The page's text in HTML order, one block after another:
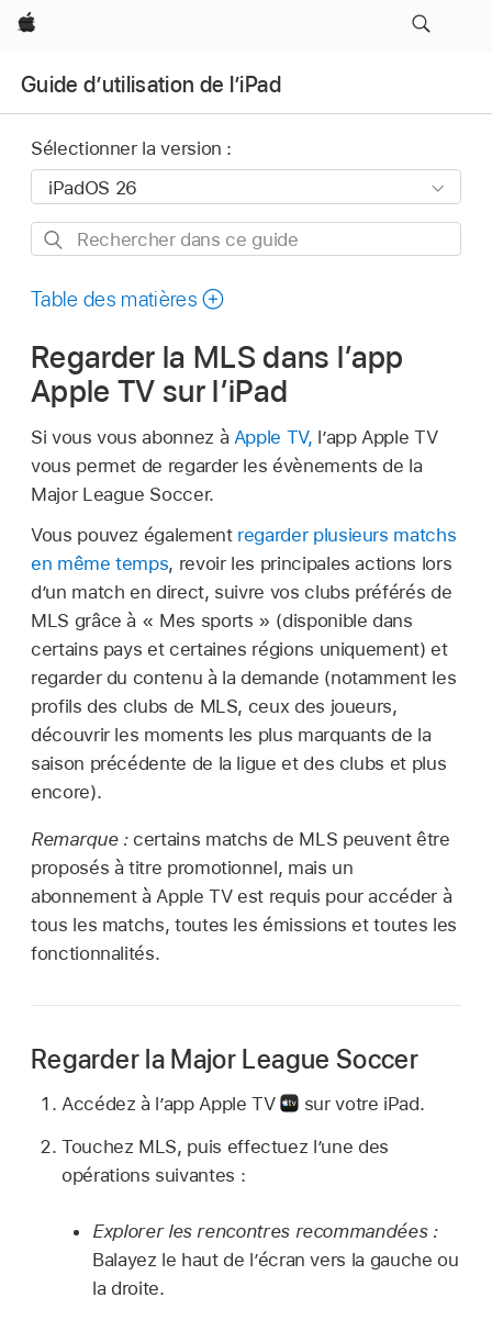
Apple
Guide d’utilisation de l’iPad
Sélectionner la version :
Rechercher
ce
Table des matières
Regarder la MLS dans l’app
Apple TV sur l’iPad
Si vous vous abonnez à Apple TV, l’app Apple TV
vous permet de regarder les évènements de la
Major League Soccer.
Vous pouvez également regarder plusieurs matchs
en même temps, revoir les principales actions lors
d’un match en direct, suivre vos clubs préférés de
MLS grâce à « Mes sports » (disponible dans
certains pays et certaines régions uniquement) et
regarder du contenu à la demande (notamment les
profils des clubs de MLS, ceux des joueurs,
découvrir les moments les plus marquants de la
saison précédente de la ligue et des clubs et plus
encore).
Remarque : certains matchs de MLS peuvent être
proposés à titre promotionnel, mais un
abonnement à Apple TV est requis pour accéder à
tous les matchs, toutes les émissions et toutes les
fonctionnalités.
Regarder la Major League Soccer
Accédez à l’app Apple TV
sur votre iPad.
Touchez MLS, puis effectuez l’une des
opérations suivantes :
Explorer les rencontres recommandées :
Balayez le haut de l’écran vers la gauche ou
la droite.